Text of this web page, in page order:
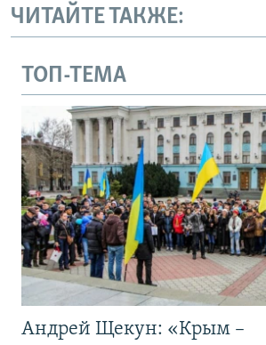
ЧИТАЙТЕ ТАКЖЕ:
ТОП-ТЕМА
Андрей Щекун: «Крым –